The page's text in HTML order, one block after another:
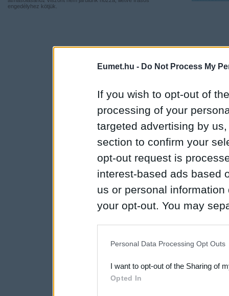
Eumet.hu - Do Not Process My
If you wish to opt-out of
processing of your
targeted advertising by
section to confirm your
opt-out request is
interest-based ads based
us or personal
your opt-out. You may
Downstream Participants
third parties.
Personal Data Processing Opt Outs
I want to opt-out of the Sharing of
Opted In
engedélyhez kötjük.